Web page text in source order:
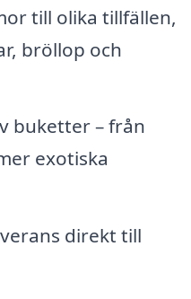
till olika tillfällen,
bröllop och
buketter – från
exotiska
direkt till